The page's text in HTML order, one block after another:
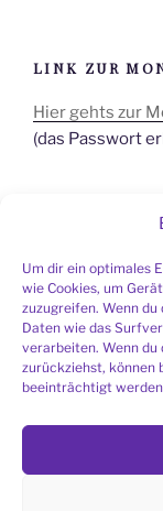
Um dir ein optimales
wie Cookies, um
zuzugreifen. Wenn
Daten wie das
verarbeiten. Wenn
zurückziehst, können
beeinträchtigt
LINK ZUR
Hier gehts zur
(das Passwort
SIE SUCHEN
Liste aller
Ich